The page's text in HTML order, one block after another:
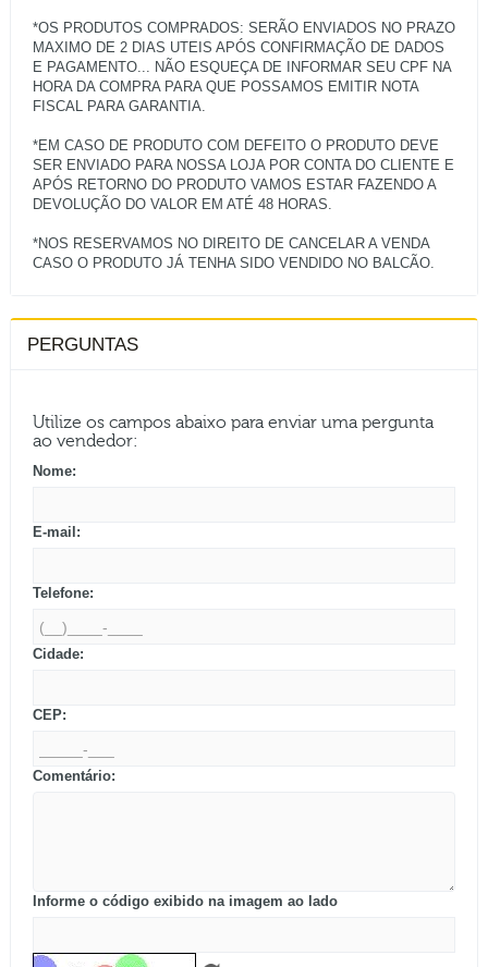
*OS PRODUTOS COMPRADOS: SERÃO ENVIADOS NO PRAZO
MAXIMO DE 2 DIAS UTEIS APÓS CONFIRMAÇÃO DE DADOS
E PAGAMENTO... NÃO ESQUEÇA DE INFORMAR SEU CPF NA
HORA DA COMPRA PARA QUE POSSAMOS EMITIR NOTA
FISCAL PARA GARANTIA.
*EM CASO DE PRODUTO COM DEFEITO O PRODUTO DEVE
SER ENVIADO PARA NOSSA LOJA POR CONTA DO CLIENTE E
APÓS RETORNO DO PRODUTO VAMOS ESTAR FAZENDO A
DEVOLUÇÃO DO VALOR EM ATÉ 48 HORAS.
*NOS RESERVAMOS NO DIREITO DE CANCELAR A VENDA
PERGUNTAS
Utilize os campos abaixo para enviar uma pergunta
ao vendedor:
Nome:
E-mail:
Telefone:
Cidade:
CEP:
Comentário:
Informe o código exibido na imagem ao lado